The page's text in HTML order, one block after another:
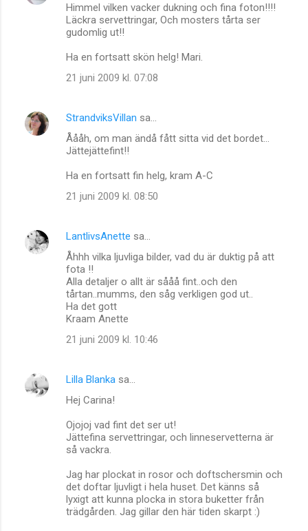
Himmel vilken vacker dukning och fina foton!!!!
Läckra servettringar, Och mosters tårta ser
gudomlig ut!!
Ha en fortsatt skön helg! Mari.
21 juni 2009 kl. 07:08
StrandviksVillan sa…
Åååh, om man ändå fått sitta vid det bordet...
Jättejättefint!!
Ha en fortsatt fin helg, kram A-C
21 juni 2009 kl. 08:50
LantlivsAnette sa…
Åhhh vilka ljuvliga bilder, vad du är duktig på att
fota !!
Alla detaljer o allt är sååå fint..och den
tårtan..mumms, den såg verkligen god ut..
Ha det gott
Kraam Anette
21 juni 2009 kl. 10:46
Lilla Blanka sa…
Hej Carina!
Ojojoj vad fint det ser ut!
Jättefina servettringar, och linneservetterna är
så vackra.
Jag har plockat in rosor och doftschersmin och
det doftar ljuvligt i hela huset. Det känns så
lyxigt att kunna plocka in stora buketter från
trädgården. Jag gillar den här tiden skarpt :)